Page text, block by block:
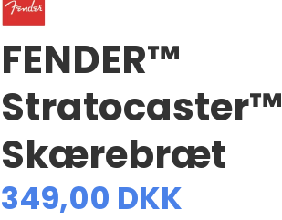
FENDER™
Stratocaster™
Skærebræt
349,00 DKK